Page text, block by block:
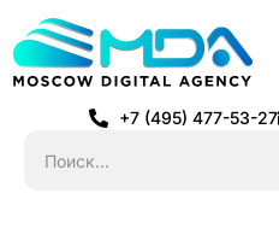
+7 (495) 477-53-27